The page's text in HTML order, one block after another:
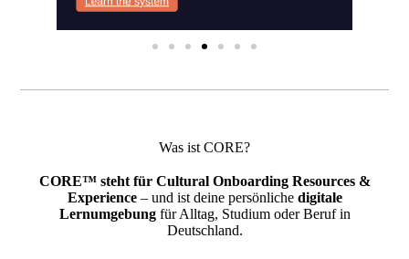
Was ist CORE?
CORE™ steht für Cultural Onboarding Resources &
Experience– und ist deine persönliche digitale
Lernumgebungfür Alltag, Studium oder Beruf in
Deutschland.